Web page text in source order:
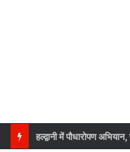
हल्द्वानी में पौधारोपण